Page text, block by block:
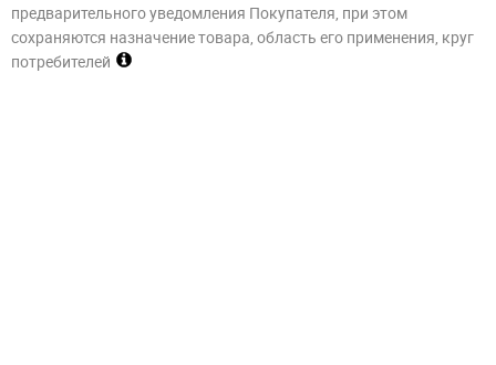
предварительного уведомления Покупателя, при этом
сохраняются назначение товара, область его применения, круг
потребителей